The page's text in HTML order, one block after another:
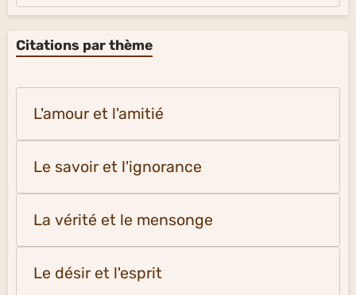
Citations par thème
L'amour et l'amitié
Le savoir et l'ignorance
La vérité et le mensonge
Le désir et l'esprit